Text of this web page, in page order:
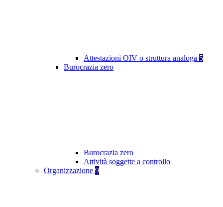
Attestazioni OIV o struttura analoga 5
Burocrazia zero
Burocrazia zero
Attività soggette a controllo
Organizzazione 9